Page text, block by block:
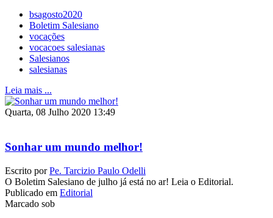
bsagosto2020
Boletim Salesiano
vocações
vocacoes salesianas
Salesianos
salesianas
Leia mais ...
Quarta, 08 Julho 2020 13:49
Sonhar um mundo melhor!
Escrito porPe. Tarcizio Paulo Odelli
O Boletim Salesiano de julho já está no ar! Leia o Editorial.
Publicado em Editorial
Marcado sob